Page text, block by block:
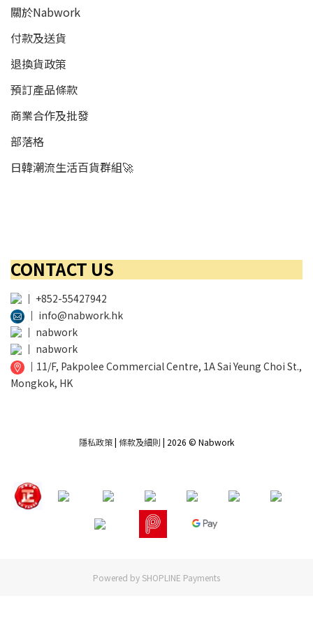
關於Nabwork
付款及送貨
退換貨政策
預訂產品條款
商業合作及批發
部落格
日韓潮流生活百貨群組🚀
CONTACT US
│ +852-55427942
│ info@nabwork.hk
│ nabwork
│ nabwork
│ 11/F, Pakpolee Commercial Centre, 1A Sai Yeung Choi St.,
Mongkok, HK
隱私政策| 條款及細則 | 2026 © Nabwork
Powered by SHOPLINE Payments